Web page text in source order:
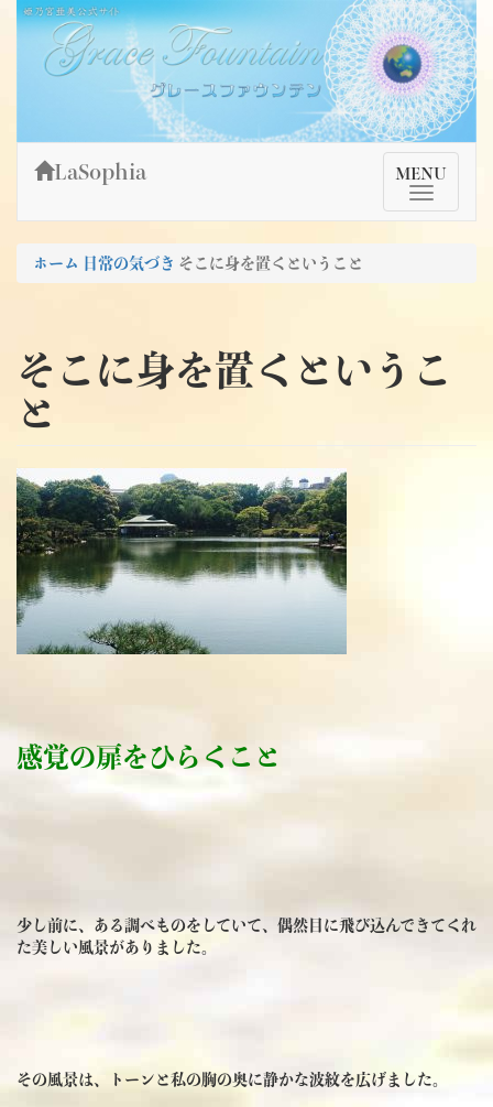
Skip
content
姫乃宮亜美公式サイト～Grace Fountain～
グレースファウンテン
TMenu
MENU
LaSophia
ホーム 日常の気づき そこに身を置くということ
そこに身を置くというこ
と
感覚の扉をひらくこと
少し前に、ある調べものをしていて、偶然目に飛び込んできてくれ
た美しい風景がありました。
その風景は、トーンと私の胸の奥に静かな波紋を広げました。